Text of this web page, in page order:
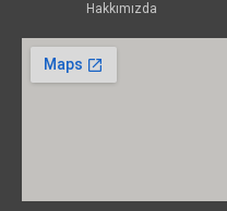
Hakkımızda